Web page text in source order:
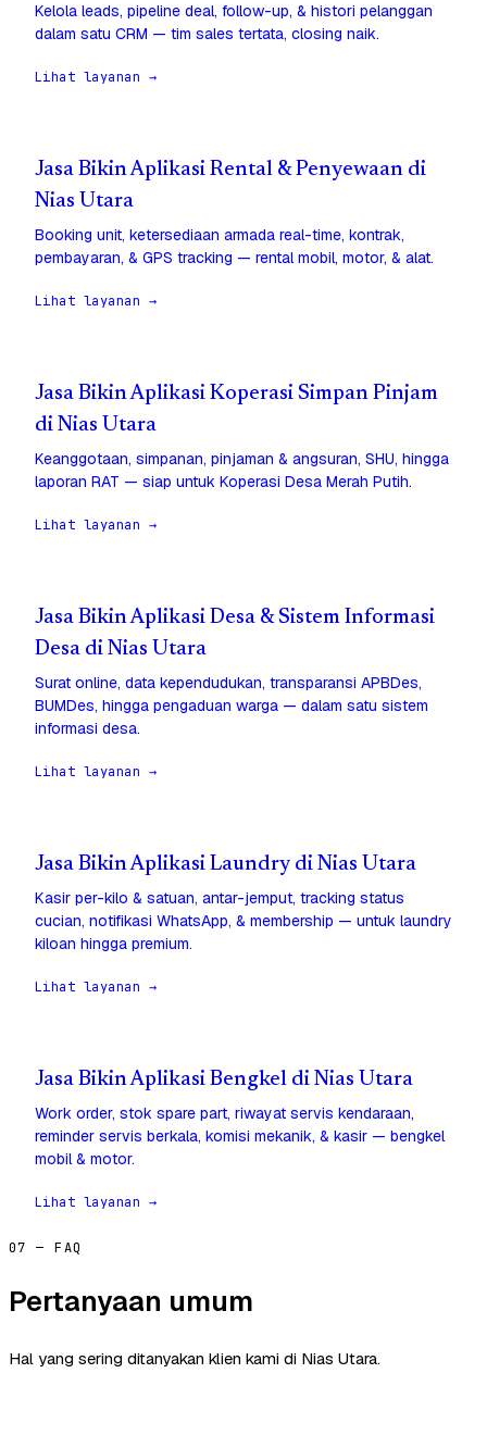
Kelola leads, pipeline deal, follow-up, & histori pelanggan
dalam satu CRM — tim sales tertata, closing naik.
Lihat layanan →
Jasa Bikin Aplikasi Rental & Penyewaan di
Nias Utara
Booking unit, ketersediaan armada real-time, kontrak,
pembayaran, & GPS tracking — rental mobil, motor, & alat.
Lihat layanan →
Jasa Bikin Aplikasi Koperasi Simpan Pinjam
di Nias Utara
Keanggotaan, simpanan, pinjaman & angsuran, SHU, hingga
laporan RAT — siap untuk Koperasi Desa Merah Putih.
Lihat layanan →
Jasa Bikin Aplikasi Desa & Sistem Informasi
Desa di Nias Utara
Surat online, data kependudukan, transparansi APBDes,
BUMDes, hingga pengaduan warga — dalam satu sistem
informasi desa.
Lihat layanan →
Jasa Bikin Aplikasi Laundry di Nias Utara
Kasir per-kilo & satuan, antar-jemput, tracking status
cucian, notifikasi WhatsApp, & membership — untuk laundry
kiloan hingga premium.
Lihat layanan →
Jasa Bikin Aplikasi Bengkel di Nias Utara
Work order, stok spare part, riwayat servis kendaraan,
reminder servis berkala, komisi mekanik, & kasir — bengkel
mobil & motor.
Lihat layanan →
07 — FAQ
Pertanyaan umum
Hal yang sering ditanyakan klien kami di Nias Utara.